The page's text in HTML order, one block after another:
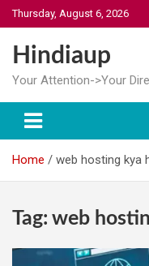
Skip
to
content
Thursday, August 6, 2026
Hindiaup
Your Attention->Your
Home web hosting kya
Tag: web